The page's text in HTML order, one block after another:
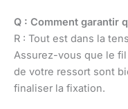
Q : Comment garantir
R : Tout est dans la
Assurez-vous que le
de votre ressort sont
finaliser la fixation.